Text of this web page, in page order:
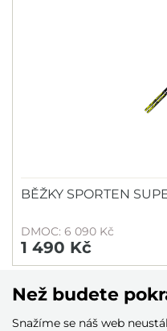
BĚŽKY SPORTEN
DMOC: 6 090 Kč
1 490 Kč
Než budete
Snažíme se náš web